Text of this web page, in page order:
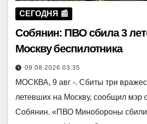
СЕГОДНЯ 📰
Собянин: ПВО сбила 3
Москву беспилотника
09.08.2026 03:35
МОСКВА, 9 авг -. Сбиты три
летевших на Москву, сообщил мэр
Собянин. «ПВО Минобороны